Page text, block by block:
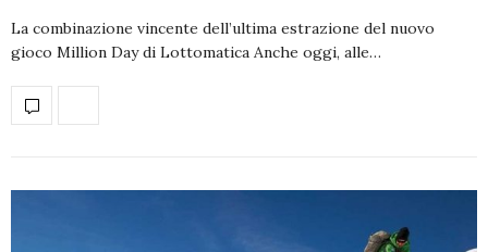
La combinazione vincente dell’ultima estrazione del nuovo
gioco Million Day di Lottomatica Anche oggi, alle…